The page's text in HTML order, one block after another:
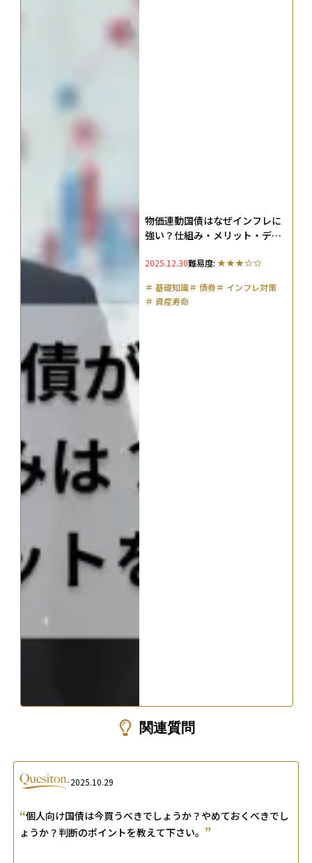
物価連動国債はなぜインフレに
強い？仕組み・メリット・デメ
2025.12.30難易度:
＃ 基礎知識＃ 債券＃ インフレ対策
＃ 資産寿命
関連質問
2025.10.29
“個人向け国債は今買うべきでしょうか？やめておくべきでし
ょうか？判断のポイントを教えて下さい。 ”